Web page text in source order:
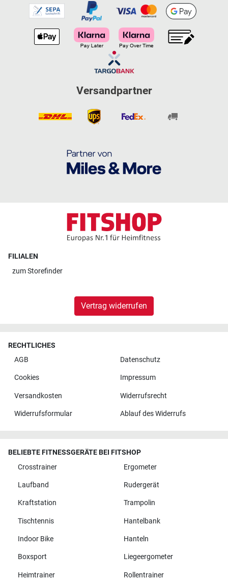
Versandpartner
FILIALEN
zumStorefinder
Vertrag widerrufen
RECHTLICHES
AGB
Datenschutz
Cookies Impressum
Versandkosten Widerrufsrecht
Widerrufsformular Ablauf des Widerrufs
BELIEBTE FITNESSGERÄTE BEI FITSHOP
Crosstrainer
Ergometer
Laufband Rudergerät
Kraftstation Trampolin
Tischtennis Hantelbank
Indoor Bike Hanteln
Boxsport Liegeergometer
Heimtrainer Rollentrainer